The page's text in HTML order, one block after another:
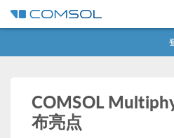
COMSOL
布亮点